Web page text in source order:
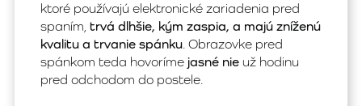
ktoré používajú elektronické zariadenia pred
spaním, trvá dlhšie, kým zaspia, a majú zníženú
kvalitu a trvanie spánku. Obrazovke pred
spánkom teda hovoríme jasné nie už hodinu
pred odchodom do postele.